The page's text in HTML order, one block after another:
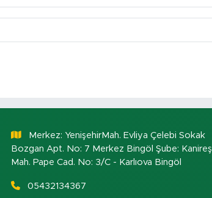
Merkez: YenişehirMah. Evliya Çelebi Sokak
Bozgan Apt. No: 7 Merkez Bingöl Şube: Kanireş
Mah. Pape Cad. No: 3/C - Karlıova Bingöl
05432134367